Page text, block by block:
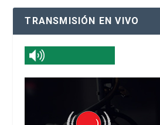
TRANSMISIÓN EN VIVO